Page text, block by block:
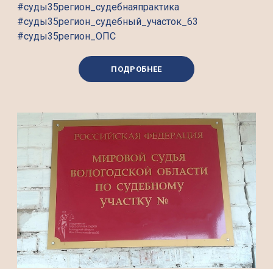
#суды35регион_судебнаяпрактика
#суды35регион_судебный_участок_63
#суды35регион_ОПС
ПОДРОБНЕЕ